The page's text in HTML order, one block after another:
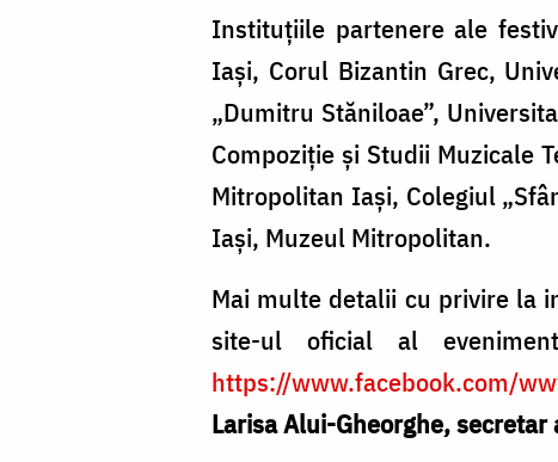
Instituţiile partenere ale
Iaşi, Corul Bizantin Grec,
„Dumitru Stăniloae”,
Compoziţie şi Studii Muzicale
Mitropolitan Iaşi, Colegiul
Iaşi, Muzeul Mitropolitan.
Mai multe detalii cu privire la
site-ul oficial al
https://www.facebook.com/
Larisa Alui-Gheorghe,